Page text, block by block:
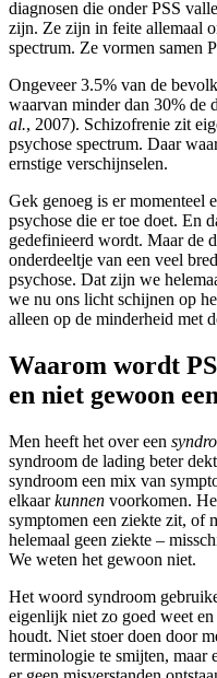
diagnosen die onder PSS
zijn. Ze zijn in feite allemaal
spectrum. Ze vormen samen
Ongeveer 3.5% van de
waarvan minder dan 30% de
al., 2007). Schizofrenie zit
psychose spectrum. Daar
ernstige verschijnselen.
Gek genoeg is er momenteel
psychose die er toe doet. En
gedefinieerd wordt. Maar de
onderdeeltje van een veel
psychose. Dat zijn we
we nu ons licht schijnen op
alleen op de minderheid met
Waarom wordt
en niet gewoon een
Men heeft het over een
syndroom de lading beter
syndroom een mix van
elkaarkunnen voorkomen.
symptomen een ziekte zit, of
helemaal geen ziekte –
We weten het gewoon niet.
Het woord syndroom
eigenlijk niet zo goed weet
houdt. Niet stoer doen door
terminologie te smijten, maar